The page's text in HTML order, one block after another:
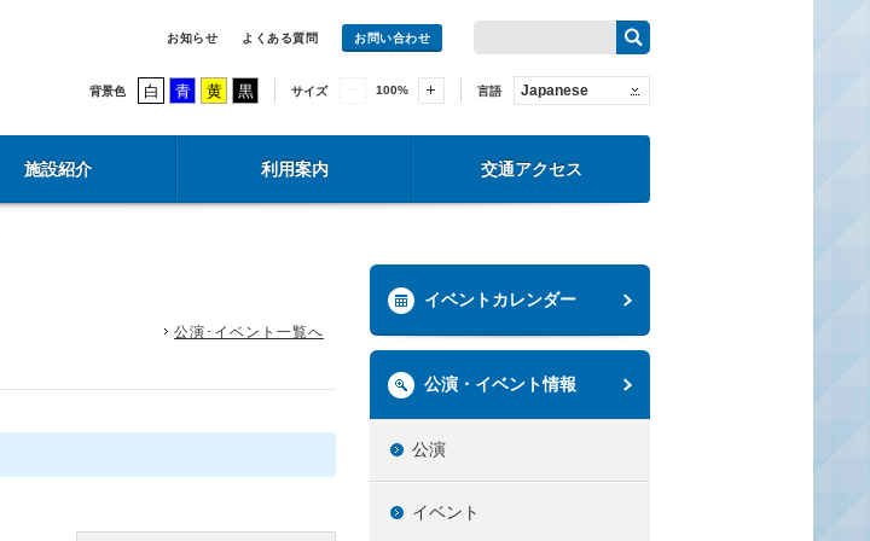
お知らせ よくある質問 お問い合わせ
背景色 白 青 黄 黒 サイズ 100% 言語 Japanese
施設紹介 利用案内 交通アクセス
公演･イベント一覧へ
イベントカレンダー
公演・イベント情報
公演
イベント